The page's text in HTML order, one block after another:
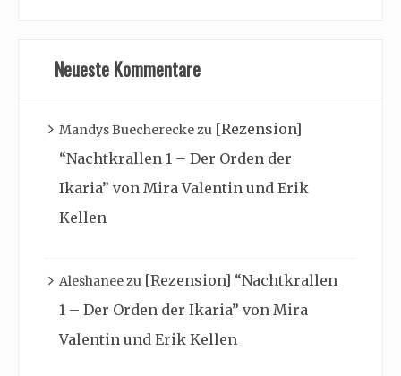
Neueste Kommentare
Mandys Buechereckezu [Rezension]
“Nachtkrallen 1 – Der Orden der
Ikaria” von Mira Valentin und Erik
Kellen
Aleshaneezu [Rezension] “Nachtkrallen
1 – Der Orden der Ikaria” von Mira
Valentin und Erik Kellen